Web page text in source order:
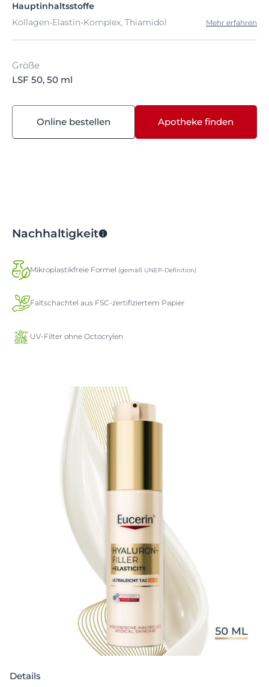
Hauptinhaltsstoffe
Kollagen-Elastin-Komplex, Thiamidol
Mehr erfahren
Größe
LSF 50, 50 ml
Online bestellen Apotheke finden
Nachhaltigkeit
Mikroplastikfreie Formel (gemäß UNEP-Definition)
Faltschachtel aus FSC-zertifiziertem Papier
UV-Filter ohne Octocrylen
Details